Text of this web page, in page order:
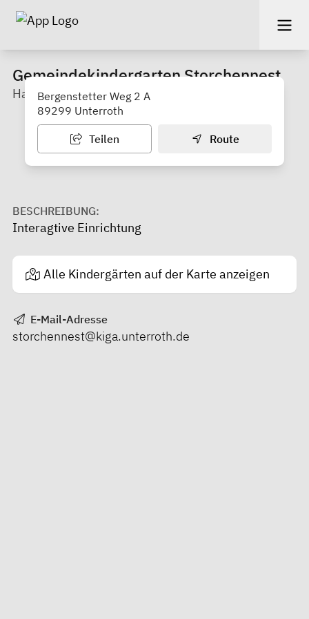
Gemeindekindergarten Storchennest
Haus für Kinder
Bergenstetter Weg 2 A
89299 Unterroth
Teilen Route
BESCHREIBUNG:
Interagtive Einrichtung
Alle Kindergärten auf der Karte anzeigen
E-Mail-Adresse
storchennest@kiga.unterroth.de